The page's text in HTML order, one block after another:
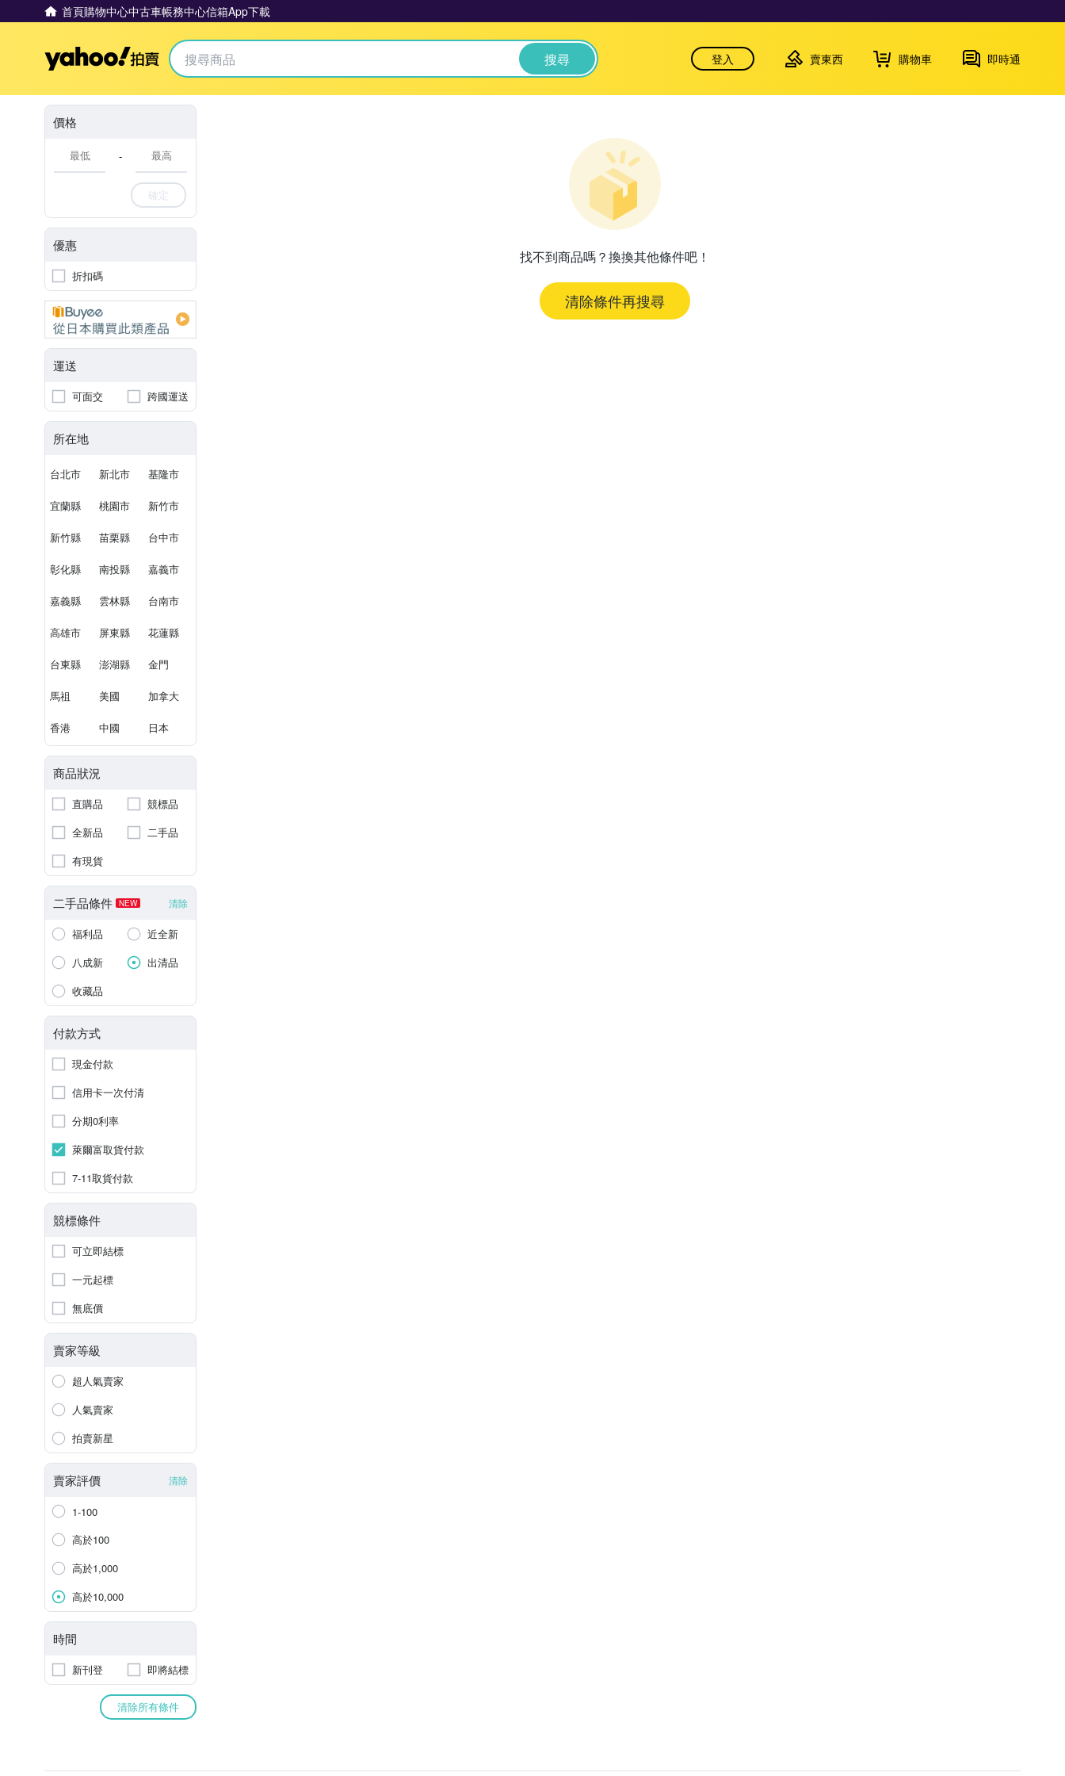
首頁購物中心中古車帳務中心信箱App下載
Yahoo拍賣 搜尋 登入 賣東西 購物車 即時通
價格
-
確定
優惠
折扣碼
運送
可面交 跨國運送
所在地
台北市 新北市 基隆市
宜蘭縣 桃園市 新竹市
新竹縣 苗栗縣 台中市
彰化縣 南投縣 嘉義市
嘉義縣 雲林縣 台南市
高雄市 屏東縣 花蓮縣
台東縣 澎湖縣 金門
馬祖 美國 加拿大
香港 中國 日本
商品狀況
直購品
競標品
全新品
二手品
有現貨
二手品條件 NEW 清除
福利品
近全新
八成新
出清品
收藏品
付款方式
現金付款
信用卡一次付清
分期0利率
萊爾富取貨付款
7-11取貨付款
競標條件
可立即結標
一元起標
無底價
賣家等級
超人氣賣家
人氣賣家
拍賣新星
賣家評價 清除
1-100
高於100
高於1,000
高於10,000
時間
新刊登 即將結標
清除所有條件
找不到商品嗎？換換其他條件吧！
清除條件再搜尋